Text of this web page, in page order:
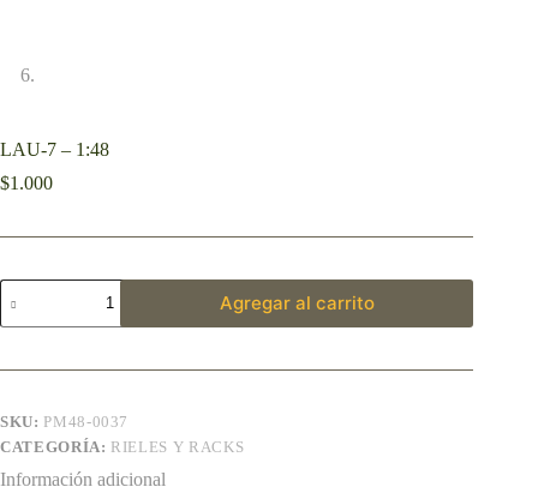
LAU-7 – 1:48
$1.000
Agregar al carrito
SKU: PM48-0037
CATEGORÍA: RIELES Y RACKS
Información adicional